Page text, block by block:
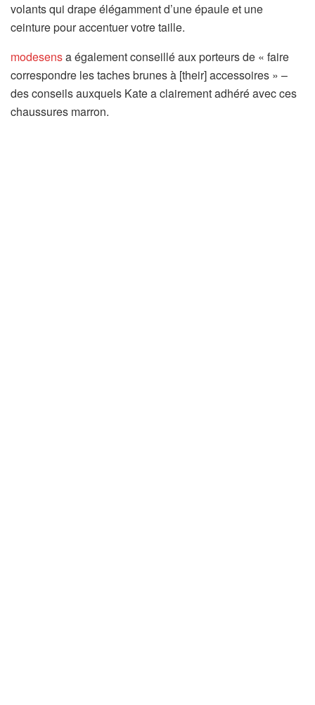
volants qui drape élégamment d’une épaule et une
ceinture pour accentuer votre taille.
modesensa également conseillé aux porteurs de « faire
correspondre les taches brunes à [their] accessoires » –
des conseils auxquels Kate a clairement adhéré avec ces
chaussures marron.